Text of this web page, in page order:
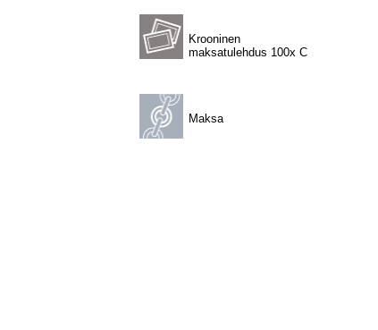
Krooninen
maksatulehdus 100x C
Maksa